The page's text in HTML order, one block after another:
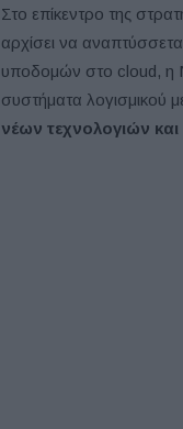
Στο επίκεντρο της
αρχίσει να
υποδομών στο cloud, η
συστήματα λογισμικού
νέων τεχνολογιών